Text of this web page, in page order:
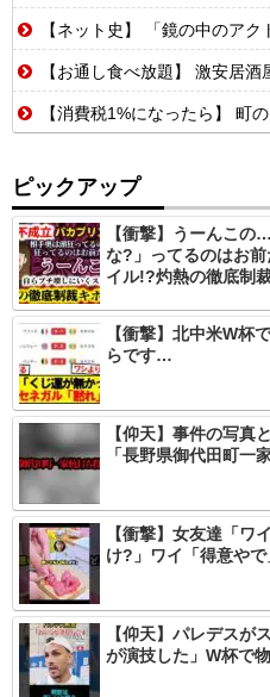
【ネット史】 「鏡の中のアクトレス事件」夫
【お通し食べ放題】 激安居酒屋来たか
【消費税1%になったら】 町のお弁当屋さん「申し訳
ピックアップ
【衝撃】うーんこ
な?」ってるのはお
イル!?灼熱の徹底制
【衝撃】北中米W杯
らです…
【仰天】事件の写真
「長野県御代田町一
【衝撃】女友達「ワ
け?」ワイ「得意やで
【仰天】パレデスが
が演技した」W杯で